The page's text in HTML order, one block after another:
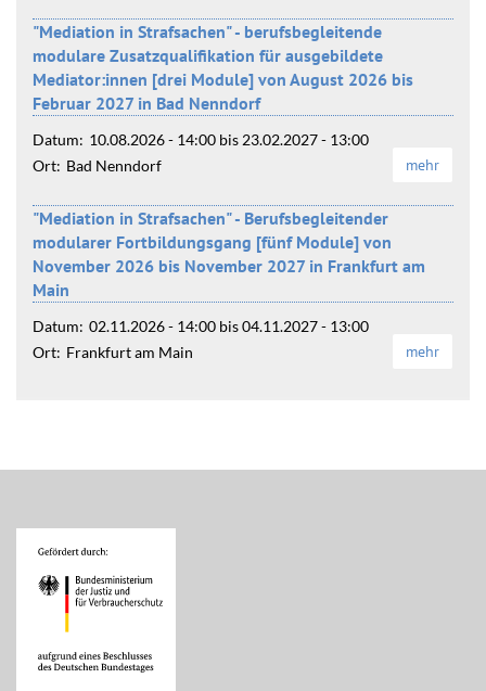
"Mediation in Strafsachen" - berufsbegleitende
modulare Zusatzqualifikation für ausgebildete
Mediator:innen [drei Module] von August 2026 bis
Februar 2027 in Bad Nenndorf
Datum: 10.08.2026 - 14:00 bis 23.02.2027 - 13:00
Ort: Bad Nenndorf mehr
"Mediation in Strafsachen" - Berufsbegleitender
modularer Fortbildungsgang [fünf Module] von
November 2026 bis November 2027 in Frankfurt am
Main
Datum: 02.11.2026 - 14:00 bis04.11.2027 - 13:00
Ort: Frankfurt am Main mehr